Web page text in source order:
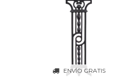
ENVÍO GRATIS